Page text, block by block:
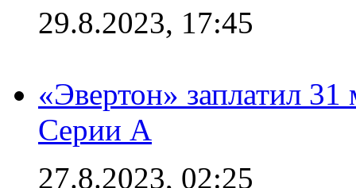
29.8.2023, 17:45
«Эвертон» заплатил
Серии А
27.8.2023, 02:25